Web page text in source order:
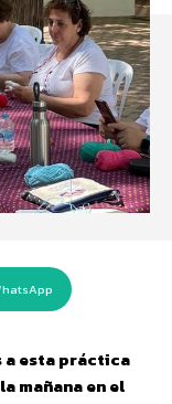
a esta práctica
mañana en el